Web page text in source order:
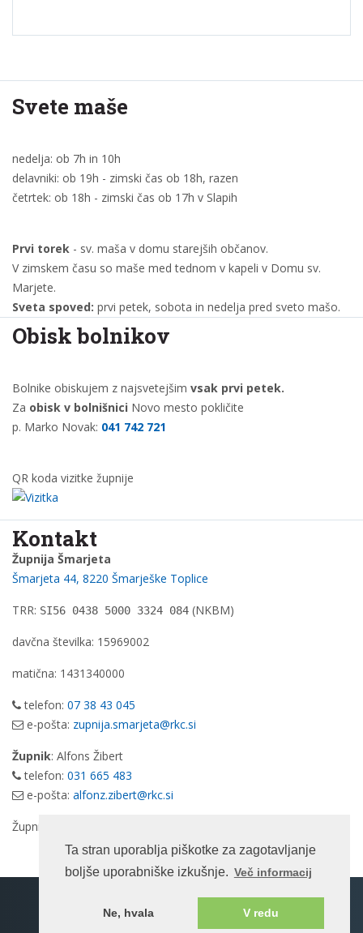
Ta stran uporablja piškotke za zagotavljanje
boljše uporabniške izkušnje. Več informacij
Ne, hvala V redu
Svete maše
nedelja: ob 7h in 10h
delavniki: ob 19h - zimski čas ob 18h, razen
četrtek: ob 18h - zimski čas ob 17h v Slapih
Prvi torek - sv. maša v domu starejših občanov.
V zimskem času so maše med tednom v kapeli v Domu sv.
Marjete.
Sveta spoved: prvi petek, sobota in nedelja pred sveto mašo.
Obisk bolnikov
Bolnike obiskujem z najsvetejšim vsak prvi petek.
Za obisk v bolnišnici Novo mesto pokličite
p. Marko Novak: 041 742 721
QR koda vizitke župnije
Kontakt
Župnija Šmarjeta
Šmarjeta 44, 8220 Šmarješke Toplice
TRR: SI56 0438 5000 3324 084 (NKBM)
davčna številka: 15969002
matična: 1431340000
telefon: 07 38 43 045
e-pošta: zupnija.smarjeta@rkc.si
Župnik: Alfons Žibert
telefon: 031 665 483
e-pošta: alfonz.zibert@rkc.si
Župnika gotovo dobite doma pred ali po maši.
2026 Vse pravice pridržane.